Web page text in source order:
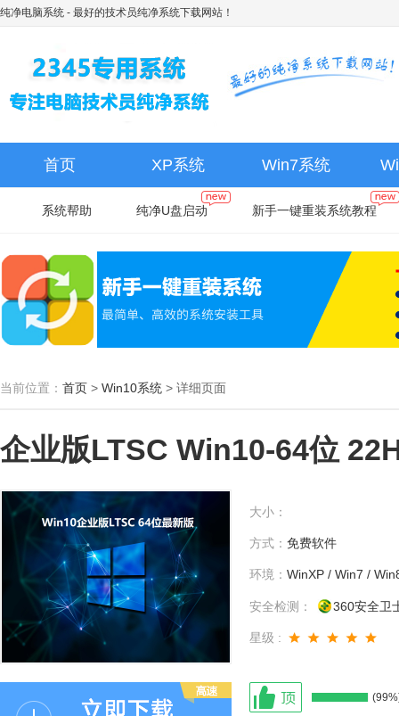
纯净电脑系统 - 最好的技术员纯净系统下载网站！
首页 XP系统 Win7系统
系统帮助 纯净U盘启动 新手一键重装系统教程
当前位置： 首页 > Win10系统 > 详细页面
企业版LTSC Win10-64位
大小：
方式： 免费软件
环境： WinXP / Win7 /
安全检测： 360安全卫
星级 :